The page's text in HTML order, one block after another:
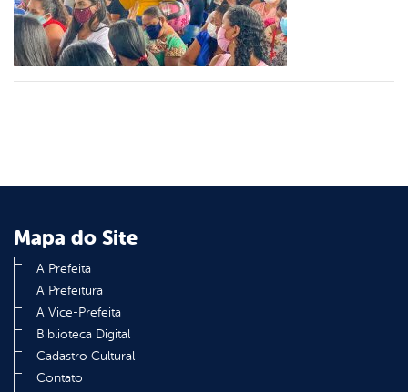
Mapa do Site
A Prefeita
A Prefeitura
A Vice-Prefeita
Biblioteca Digital
Cadastro Cultural
Contato